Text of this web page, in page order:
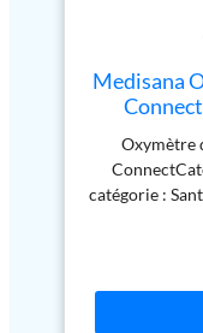
Medisana
Oxymètre
catégorie :
bien-être